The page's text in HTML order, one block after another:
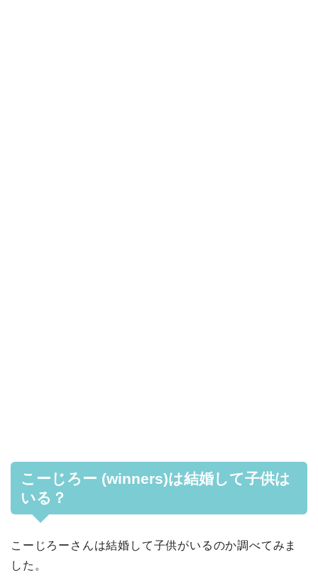
こーじろー (winners)は結婚して子供は
いる？
こーじろーさんは結婚して子供がいるのか調べてみま
した。